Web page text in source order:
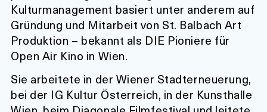
Kulturmanagement basiert unter anderem auf
Gründung und Mitarbeit von St. Balbach Art
Produktion – bekannt als DIE Pioniere für
Open Air Kino in Wien.
Sie arbeitete in der Wiener Stadterneuerung,
bei der IG Kultur Österreich, in der Kunsthalle